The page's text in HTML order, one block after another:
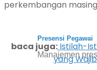
Presensi Pegawai
Manajemen
perkembangan
baca juga:Istilah-
yang